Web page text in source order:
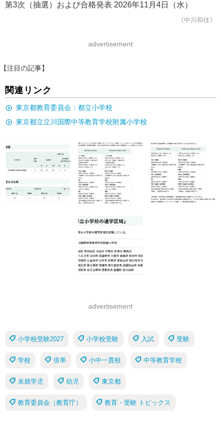
第3次（抽選）および合格発表 2026年11月4日（水）
《中川和佳》
advertisement
【注目の記事】
関連リンク
東京都教育委員会：都立小学校
東京都立立川国際中等教育学校附属小学校
advertisement
小学校受験2027 小学校受験 入試 受験
学校 倍率 小中一貫校 中等教育学校
未就学児 幼児 東京都
教育委員会（教育庁） 教育・受験 トピックス